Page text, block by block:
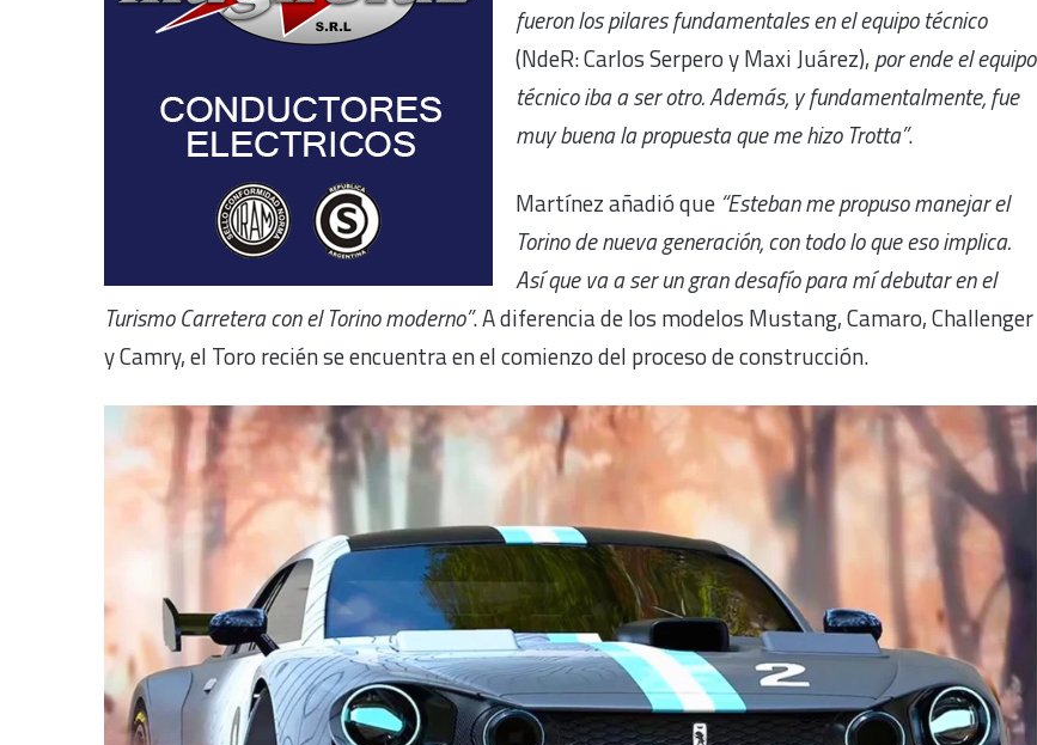
fueron los pilares fundamentales en el equipo técnico
(NdeR: Carlos Serpero y Maxi Juárez), por ende el equipo
técnico iba a ser otro. Además, y fundamentalmente, fue
muy buena la propuesta que me hizo Trotta”.
Martínez añadió que “Esteban me propuso manejar el
Torino de nueva generación, con todo lo que eso implica.
Así que va a ser un gran desafío para mí debutar en el
Turismo Carretera con el Torino moderno”. A diferencia de los modelos Mustang, Camaro, Challenger
y Camry, el Toro recién se encuentra en el comienzo del proceso de construcción.